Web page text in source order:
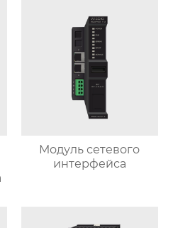
Модуль сетевого
интерфейса